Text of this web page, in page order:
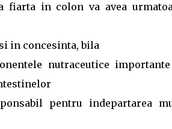
in colon va avea
in concesinta, bila
nutraceutice
pentru indepartarea